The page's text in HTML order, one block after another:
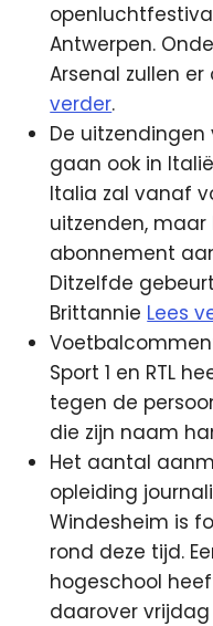
Antwerpen.
Arsenal zullen er
verder.
De uitzendingen
gaan ook in
Italia zal vanaf
uitzenden,
abonnement
Ditzelfde
Brittannie Lees
Sport 1 en RTL
tegen de
die zijn naam
Het aantal
opleiding
Windesheim is
rond deze tijd.
hogeschool
daarover